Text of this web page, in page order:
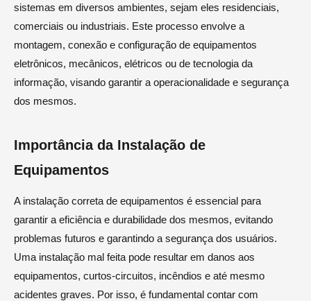
sistemas em diversos ambientes, sejam eles residenciais,
comerciais ou industriais. Este processo envolve a
montagem, conexão e configuração de equipamentos
eletrônicos, mecânicos, elétricos ou de tecnologia da
informação, visando garantir a operacionalidade e segurança
dos mesmos.
Importância da Instalação de
Equipamentos
A instalação correta de equipamentos é essencial para
garantir a eficiência e durabilidade dos mesmos, evitando
problemas futuros e garantindo a segurança dos usuários.
Uma instalação mal feita pode resultar em danos aos
equipamentos, curtos-circuitos, incêndios e até mesmo
acidentes graves. Por isso, é fundamental contar com